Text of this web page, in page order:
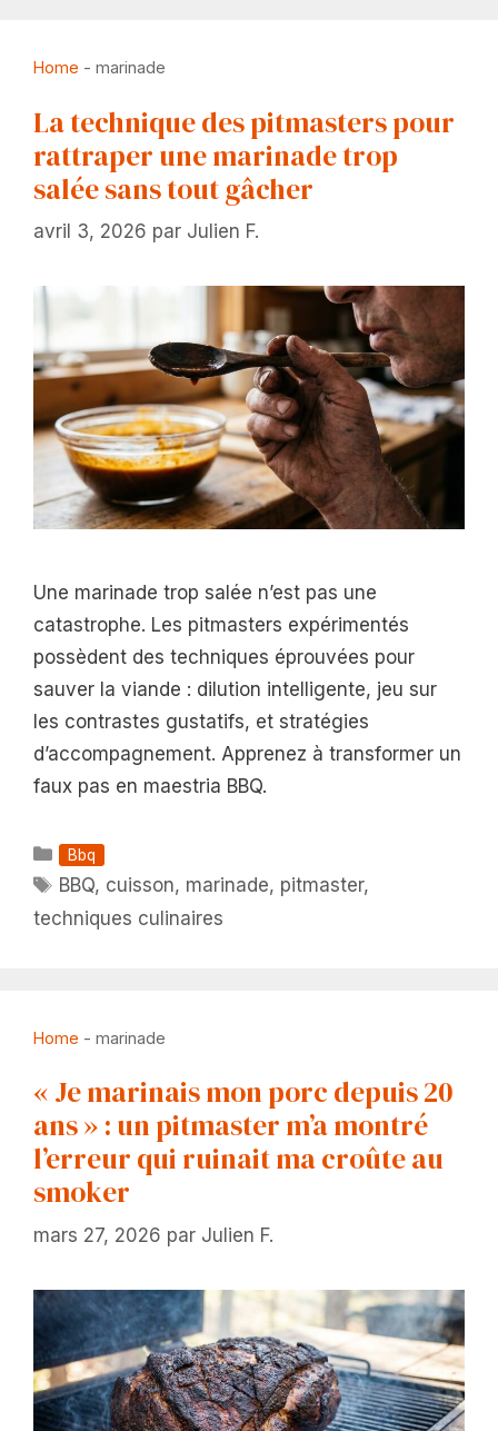
Home - marinade
La technique des pitmasters pour
rattraper une marinade trop
salée sans tout gâcher
avril 3, 2026 par Julien F.
Une marinade trop salée n’est pas une
catastrophe. Les pitmasters expérimentés
possèdent des techniques éprouvées pour
sauver la viande : dilution intelligente, jeu sur
les contrastes gustatifs, et stratégies
d’accompagnement. Apprenez à transformer un
faux pas en maestria BBQ.
Catégories
Bbq
Étiquettes
BBQ, cuisson, marinade, pitmaster,
techniques culinaires
Home - marinade
« Je marinais mon porc depuis 20
ans » : un pitmaster m’a montré
l’erreur qui ruinait ma croûte au
smoker
mars 27, 2026 par Julien F.